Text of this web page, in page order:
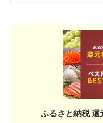
ふるさと納税 還